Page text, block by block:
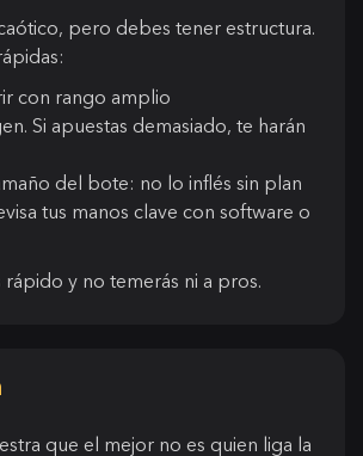
pero debes tener estructura.
con rango amplio
Si apuestas demasiado, te harán
del bote: no lo inflés sin plan
tus manos clave con software o
rápido y no temerás ni a pros.
que el mejor no es quien liga la